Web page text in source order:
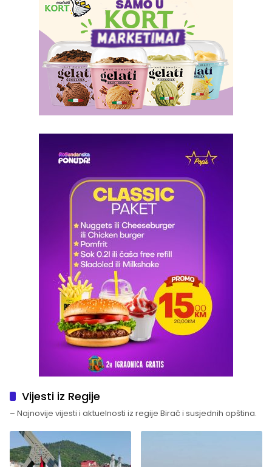
Vijesti iz Regije
– Najnovije vijesti i aktuelnosti iz regije Birač i susjednih opština.